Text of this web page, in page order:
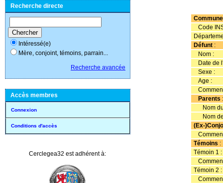
Recherche directe
Intéressé(e)
Mère, conjoint, témoins, parrain...
Recherche avancée
Accès membres
Connexion
Conditions d'accès
Cerclegea32 est adhérent à:
Commune
Code
Défunt:
Nom :
Date de
Sexe :
Age :
Parents
Nom
Nom de
(Ex-
Témoins :
Témoin 1 :
Témoin 2 :